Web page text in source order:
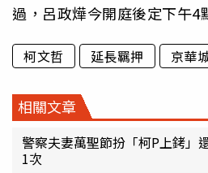
過，呂政燁今開庭後定下午4
柯文哲 延長羈押 京華
相關文章
警察夫妻萬聖節扮「柯P上銬
1次